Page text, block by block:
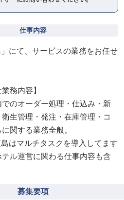
仕事内容
」にて、サービスの業務をお任せ
務内容】
でのオーダー処理・仕込み・新
生管理・発注・在庫管理・コ
関する業務全般。
島はマルチタスクを導入してます
ル運営に関わる仕事内容も含
募集要項